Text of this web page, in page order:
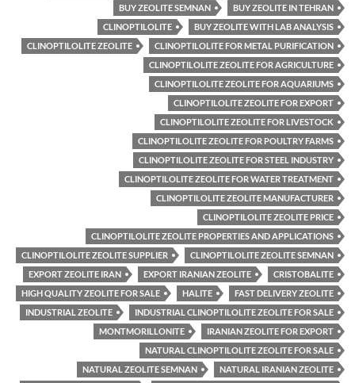
BUY ZEOLITE IN TEHRAN
BUY ZEOLITE SEMNAN
BUY ZEOLITE WITH LAB ANALYSIS
CLINOPTILOLITE
CLINOPTILOLITE FOR METAL PURIFICATION
CLINOPTILOLITE ZEOLITE
CLINOPTILOLITE ZEOLITE FOR AGRICULTURE
CLINOPTILOLITE ZEOLITE FOR AQUARIUMS
CLINOPTILOLITE ZEOLITE FOR EXPORT
CLINOPTILOLITE ZEOLITE FOR LIVESTOCK
CLINOPTILOLITE ZEOLITE FOR POULTRY FARMS
CLINOPTILOLITE ZEOLITE FOR STEEL INDUSTRY
CLINOPTILOLITE ZEOLITE FOR WATER TREATMENT
CLINOPTILOLITE ZEOLITE MANUFACTURER
CLINOPTILOLITE ZEOLITE PRICE
CLINOPTILOLITE ZEOLITE PROPERTIES AND APPLICATIONS
CLINOPTILOLITE ZEOLITE SEMNAN
CLINOPTILOLITE ZEOLITE SUPPLIER
CRISTOBALITE
EXPORT IRANIAN ZEOLITE
EXPORT ZEOLITE IRAN
FAST DELIVERY ZEOLITE
HALITE
HIGH QUALITY ZEOLITE FOR SALE
INDUSTRIAL CLINOPTILOLITE ZEOLITE FOR SALE
INDUSTRIAL ZEOLITE
IRANIAN ZEOLITE FOR EXPORT
MONTMORILLONITE
NATURAL CLINOPTILOLITE ZEOLITE FOR SALE
NATURAL IRANIAN ZEOLITE
NATURAL ZEOLITE SEMNAN